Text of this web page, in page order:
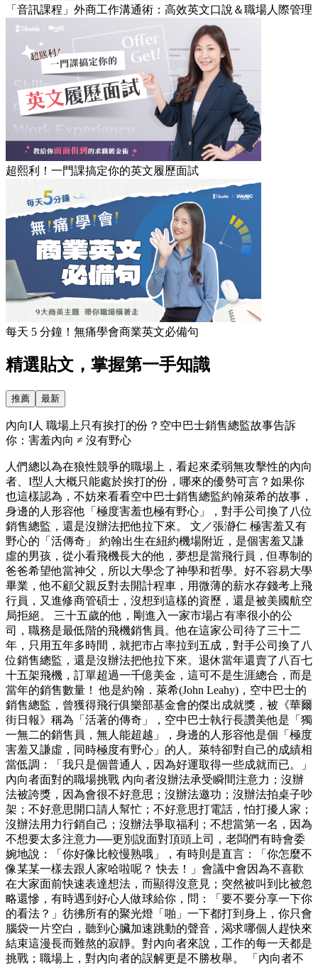
「音訊課程」外商工作溝通術：高效英文口說＆職場人際管理
超熙利！一門課搞定你的英文履歷面試
每天 5 分鐘！無痛學會商業英文必備句
精選貼文，掌握第一手知識
推薦 最新
內向I人 職場上只有挨打的份？空中巴士銷售總監故事告訴
你：害羞內向 ≠ 沒有野心
人們總以為在狼性競爭的職場上，看起來柔弱無攻擊性的內向
者、I型人大概只能處於挨打的份，哪來的優勢可言？如果你
也這樣認為，不妨來看看空中巴士銷售總監約翰萊希的故事，
身邊的人形容他「極度害羞也極有野心」，對手公司換了八位
銷售總監，還是沒辦法把他拉下來。 文／張瀞仁 極害羞又有
野心的「活傳奇」 約翰出生在紐約機場附近，是個害羞又謙
虛的男孩，從小看飛機長大的他，夢想是當飛行員，但專制的
爸爸希望他當神父，所以大學念了神學和哲學。好不容易大學
畢業，他不顧父親反對去開計程車，用微薄的薪水存錢考上飛
行員，又進修商管碩士，沒想到這樣的資歷，還是被美國航空
局拒絕。 三十五歲的他，剛進入一家市場占有率很小的公
司，職務是最低階的飛機銷售員。他在這家公司待了三十二
年，只用五年多時間，就把市占率拉到五成，對手公司換了八
位銷售總監，還是沒辦法把他拉下來。退休當年還賣了八百七
十五架飛機，訂單超過一千億美金，這可不是生涯總合，而是
當年的銷售數量！ 他是約翰．萊希(John Leahy)，空中巴士的
銷售總監，曾獲得飛行俱樂部基金會的傑出成就獎，被《華爾
街日報》稱為「活著的傳奇」，空中巴士執行長讚美他是「獨
一無二的銷售員，無人能超越」，身邊的人形容他是個「極度
害羞又謙虛，同時極度有野心」的人。萊特卻對自己的成績相
當低調：「我只是個普通人，因為好運取得一些成就而已。」
內向者面對的職場挑戰 內向者沒辦法承受瞬間注意力；沒辦
法被誇獎，因為會很不好意思；沒辦法邀功；沒辦法拍桌子吵
架；不好意思開口請人幫忙；不好意思打電話，怕打擾人家；
沒辦法用力行銷自己；沒辦法爭取福利；不想當第一名，因為
不想要太多注意力──更別說面對頂頭上司，老闆們有時會委
婉地說：「你好像比較慢熟哦」，有時則是直言：「你怎麼不
像某某一樣去跟人家哈啦呢？ 快去！」會議中會因為不喜歡
在大家面前快速表達想法，而顯得沒意見；突然被叫到比被忽
略還慘，有時遇到好心人做球給你，問：「要不要分享一下你
的看法？」彷彿所有的聚光燈「啪」一下都打到身上，你只會
腦袋一片空白，聽到心臟加速跳動的聲音，渴求哪個人趕快來
結束這漫長而難熬的寂靜。對內向者來說，工作的每一天都是
挑戰；職場上，對內向者的誤解更是不勝枚舉。 「內向者不